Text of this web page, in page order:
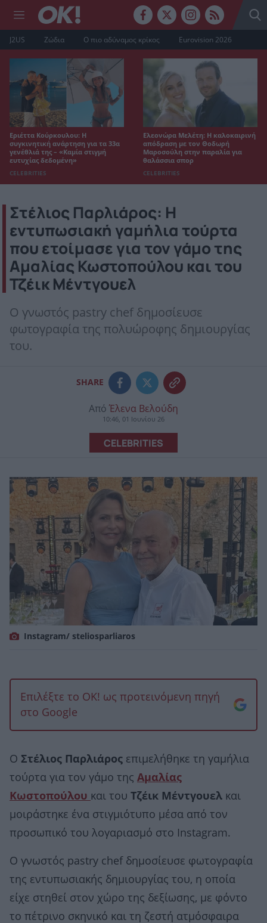
J2US Ζώδια Ο πιο αδύναμος κρίκος Eurovision 2026
Εριέττα Κούρκουλου: Η
συγκινητική ανάρτηση για τα 33α
γενέθλιά της – «Καμία στιγμή
ευτυχίας δεδομένη»
CELEBRITIES
Ελεονώρα Μελέτη: Η καλοκαιρινή
απόδραση με τον Θοδωρή
Μαροσούλη στην παραλία για
θαλάσσια σπορ
CELEBRITIES
Στέλιος Παρλιάρος: Η
εντυπωσιακή γαμήλια τούρτα
που ετοίμασε για τον γάμο της
Αμαλίας Κωστοπούλου και του
Τζέικ Μέντγουελ
Ο γνωστός pastry chef δημοσίευσε
φωτογραφία της πολυώροφης δημιουργίας
του.
SHARE
Από Έλενα Βελούδη
10:46, 01 Ιουνίου 26
CELEBRITIES
Instagram/ steliosparliaros
Επιλέξτε το OK! ως προτεινόμενη πηγή
στο Google
Ο Στέλιος Παρλιάρος επιμελήθηκε τη γαμήλια
τούρτα για τον γάμο της Αμαλίας
Κωστοπούλου και του Τζέικ Μέντγουελ και
μοιράστηκε ένα στιγμιότυπο μέσα από τον
προσωπικό του λογαριασμό στο Instagram.
Ο γνωστός pastry chef δημοσίευσε φωτογραφία
της εντυπωσιακής δημιουργίας του, η οποία
είχε στηθεί στον χώρο της δεξίωσης, με φόντο
το πέτρινο σκηνικό και τη ζεστή ατμόσφαιρα